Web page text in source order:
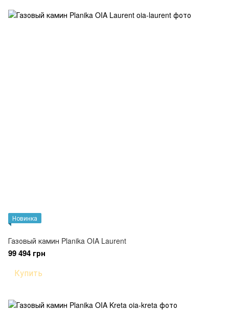
Новинка
Газовый камин Planika OIA Laurent
99 494 грн
Купить